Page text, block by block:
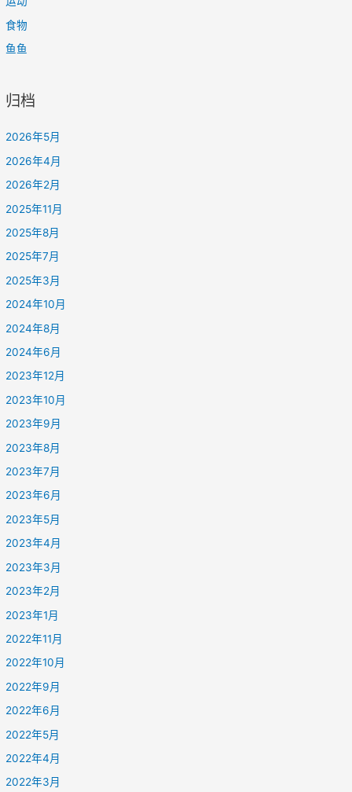
食物
鱼鱼
归档
2026年5月
2026年4月
2026年2月
2025年11月
2025年8月
2025年7月
2025年3月
2024年10月
2024年8月
2024年6月
2023年12月
2023年10月
2023年9月
2023年8月
2023年7月
2023年6月
2023年5月
2023年4月
2023年3月
2023年2月
2023年1月
2022年11月
2022年10月
2022年9月
2022年6月
2022年5月
2022年4月
2022年3月